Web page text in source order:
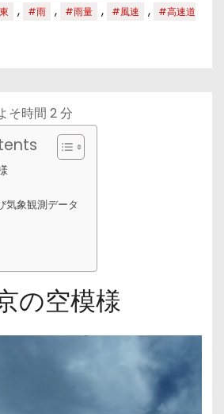
, #雨 , #雨量 , #風速 ,
#高速道
そ時間 2分
気象観測データ
の空模様